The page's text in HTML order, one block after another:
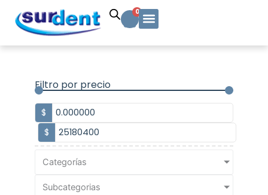
contenido
0
Carrito
Filtro por precio
$
$
Categorías
Subcategorias